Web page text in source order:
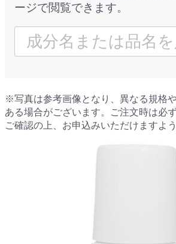
ージで閲覧できます。
※写真は参考画像となり、異なる規格
ある場合がございます。ご注文時は必
ご確認の上、お申込みいただけますよ